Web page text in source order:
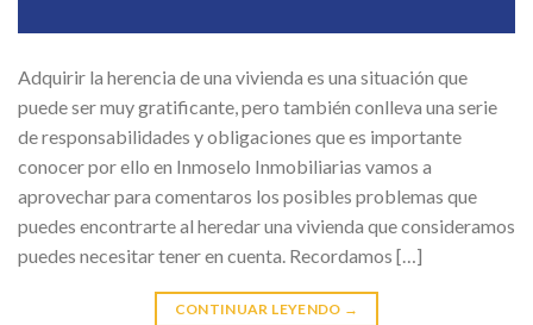
Adquirir la herencia de una vivienda es una situación que
puede ser muy gratificante, pero también conlleva una serie
de responsabilidades y obligaciones que es importante
conocer por ello en Inmoselo Inmobiliarias vamos a
aprovechar para comentaros los posibles problemas que
puedes encontrarte al heredar una vivienda que consideramos
puedes necesitar tener en cuenta. Recordamos […]
CONTINUAR LEYENDO →